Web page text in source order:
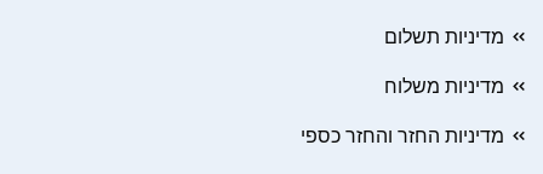
מדיניות תשלום
מדיניות משלוח
מדיניות החזר והחזר כספי